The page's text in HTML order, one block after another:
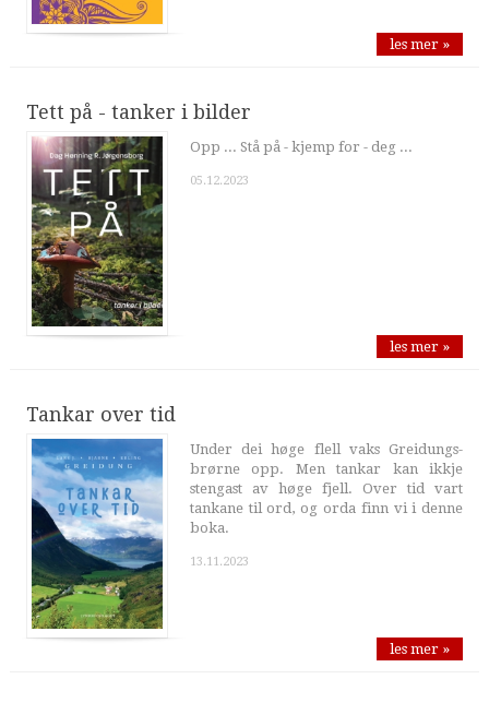
les mer »
Tett på - tanker i bilder
Opp ... Stå på - kjemp for - deg ...
05.12.2023
les mer »
Tankar over tid
Under dei høge flell vaks Greidungs-
brørne opp. Men tankar kan ikkje
stengast av høge fjell. Over tid vart
tankane til ord, og orda finn vi i denne
boka.
13.11.2023
les mer »